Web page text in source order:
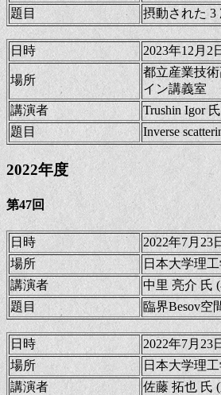
題目
摂動された 3
日時 2023年12月2
場所
都立産業技
イン講義室
講演者
Trushin Igor
題目
Inverse
2022年度
第47回
日時
2022年7月23
場所
日本大学理
講演者
中里 亮介 氏
題目
臨界Besov空
日時
2022年7月23
場所
日本大学理
講演者
佐藤 拓也 氏